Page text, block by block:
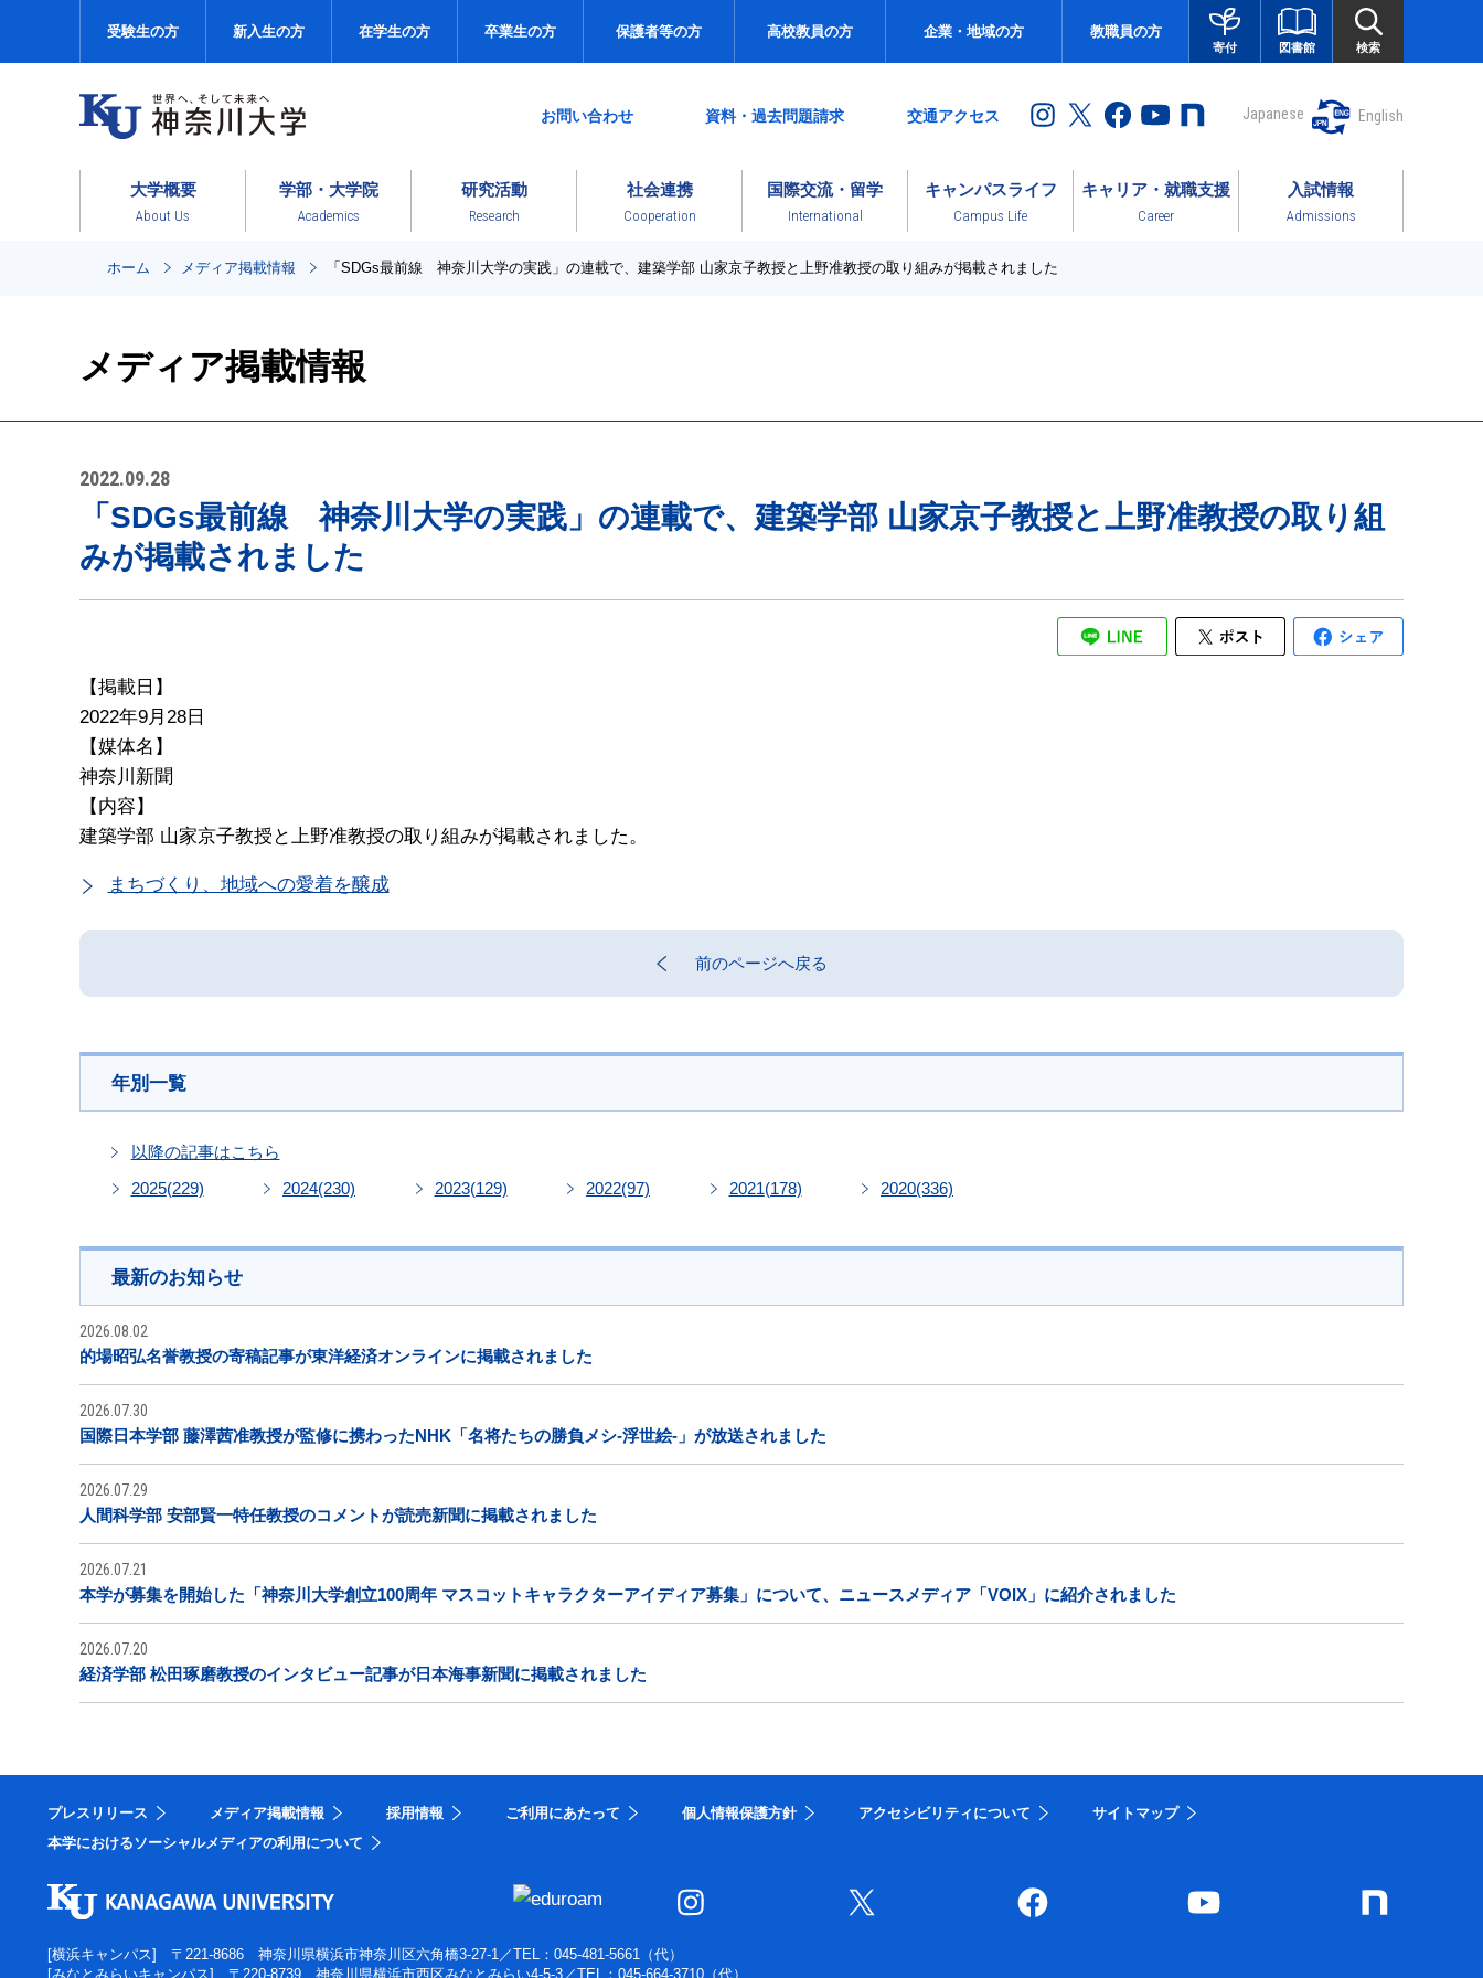
受験生の方 新入生の方 在学生の方 卒業生の方 保護者等の方 高校教員の方 企業・地域の方 教職員の方
寄付 図書館 検索
お問い合わせ 資料・過去問題請求 交通アクセス Japanese English
大学概要
About Us
学部・大学院
Academics
研究活動
Research
社会連携
Cooperation
国際交流・留学
International
キャンパスライフ
Campus Life
キャリア・就職支援
Career
入試情報
Admissions
ホーム メディア掲載情報 「SDGs最前線 神奈川大学の実践」の連載で、建築学部 山家京子教授と上野准教授の取り組みが掲載されました
メディア掲載情報
2022.09.28
「SDGs最前線 神奈川大学の実践」の連載で、建築学部 山家京子教授と上野准教授の取り組
みが掲載されました
【掲載日】
2022年9月28日
【媒体名】
神奈川新聞
【内容】
建築学部 山家京子教授と上野准教授の取り組みが掲載されました。
まちづくり、地域への愛着を醸成
前のページへ戻る
年別一覧
以降の記事はこちら
2025(229) 2024(230) 2023(129) 2022(97) 2021(178) 2020(336)
最新のお知らせ
2026.08.02
的場昭弘名誉教授の寄稿記事が東洋経済オンラインに掲載されました
2026.07.30
国際日本学部 藤澤茜准教授が監修に携わったNHK「名将たちの勝負メシ-浮世絵-」が放送されました
2026.07.29
人間科学部 安部賢一特任教授のコメントが読売新聞に掲載されました
2026.07.21
本学が募集を開始した「神奈川大学創立100周年 マスコットキャラクターアイディア募集」について、ニュースメディア「VOIX」に紹介されました
2026.07.20
経済学部 松田琢磨教授のインタビュー記事が日本海事新聞に掲載されました
プレスリリース メディア掲載情報 採用情報 ご利用にあたって 個人情報保護方針 アクセシビリティについて
サイトマップ
本学におけるソーシャルメディアの利用について
[横浜キャンパス] 〒221-8686 神奈川県横浜市神奈川区六角橋3-27-1 ／TEL：045-481-5661（代）
[みなとみらいキャンパス] 〒220-8739 神奈川県横浜市西区みなとみらい4-5-3 ／TEL：045-664-3710（代）